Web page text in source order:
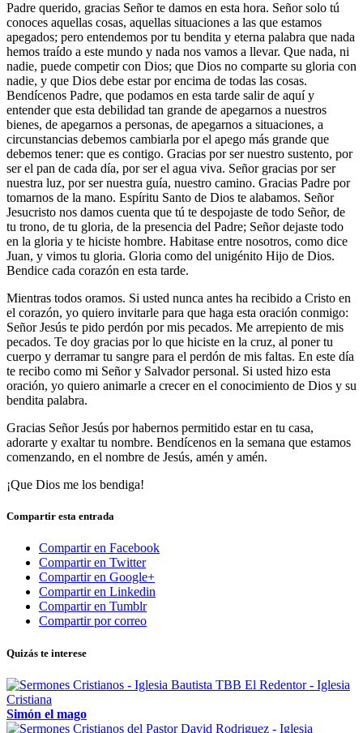
Padre querido, gracias Señor te damos en esta hora. Señor solo tú
conoces aquellas cosas, aquellas situaciones a las que estamos
apegados; pero entendemos por tu bendita y eterna palabra que nada
hemos traído a este mundo y nada nos vamos a llevar. Que nada, ni
nadie, puede competir con Dios; que Dios no comparte su gloria con
nadie, y que Dios debe estar por encima de todas las cosas.
Bendícenos Padre, que podamos en esta tarde salir de aquí y
entender que esta debilidad tan grande de apegarnos a nuestros
bienes, de apegarnos a personas, de apegarnos a situaciones, a
circunstancias debemos cambiarla por el apego más grande que
debemos tener: que es contigo. Gracias por ser nuestro sustento, por
ser el pan de cada día, por ser el agua viva. Señor gracias por ser
nuestra luz, por ser nuestra guía, nuestro camino. Gracias Padre por
tomarnos de la mano. Espíritu Santo de Dios te alabamos. Señor
Jesucristo nos damos cuenta que tú te despojaste de todo Señor, de
tu trono, de tu gloria, de la presencia del Padre; Señor dejaste todo
en la gloria y te hiciste hombre. Habitase entre nosotros, como dice
Juan, y vimos tu gloria. Gloria como del unigénito Hijo de Dios.
Bendice cada corazón en esta tarde.
Mientras todos oramos. Si usted nunca antes ha recibido a Cristo en
el corazón, yo quiero invitarle para que haga esta oración conmigo:
Señor Jesús te pido perdón por mis pecados. Me arrepiento de mis
pecados. Te doy gracias por lo que hiciste en la cruz, al poner tu
cuerpo y derramar tu sangre para el perdón de mis faltas. En este día
te recibo como mi Señor y Salvador personal. Si usted hizo esta
oración, yo quiero animarle a crecer en el conocimiento de Dios y su
bendita palabra.
Gracias Señor Jesús por habernos permitido estar en tu casa,
adorarte y exaltar tu nombre. Bendícenos en la semana que estamos
comenzando, en el nombre de Jesús, amén y amén.
¡Que Dios me los bendiga!
Compartir esta entrada
Compartir en Facebook
Compartir en Twitter
Compartir en Google+
Compartir en Linkedin
Compartir en Tumblr
Compartir por correo
Quizás te interese
Simón el mago